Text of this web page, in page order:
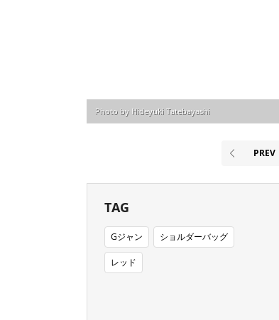
Photo by Hideyuki Tatebayashi
PREV
TAG
Gジャン ショルダーバッグ
レッド